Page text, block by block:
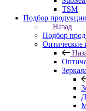
TSM
Подбор продукции
Назад
Подбор
Оптические